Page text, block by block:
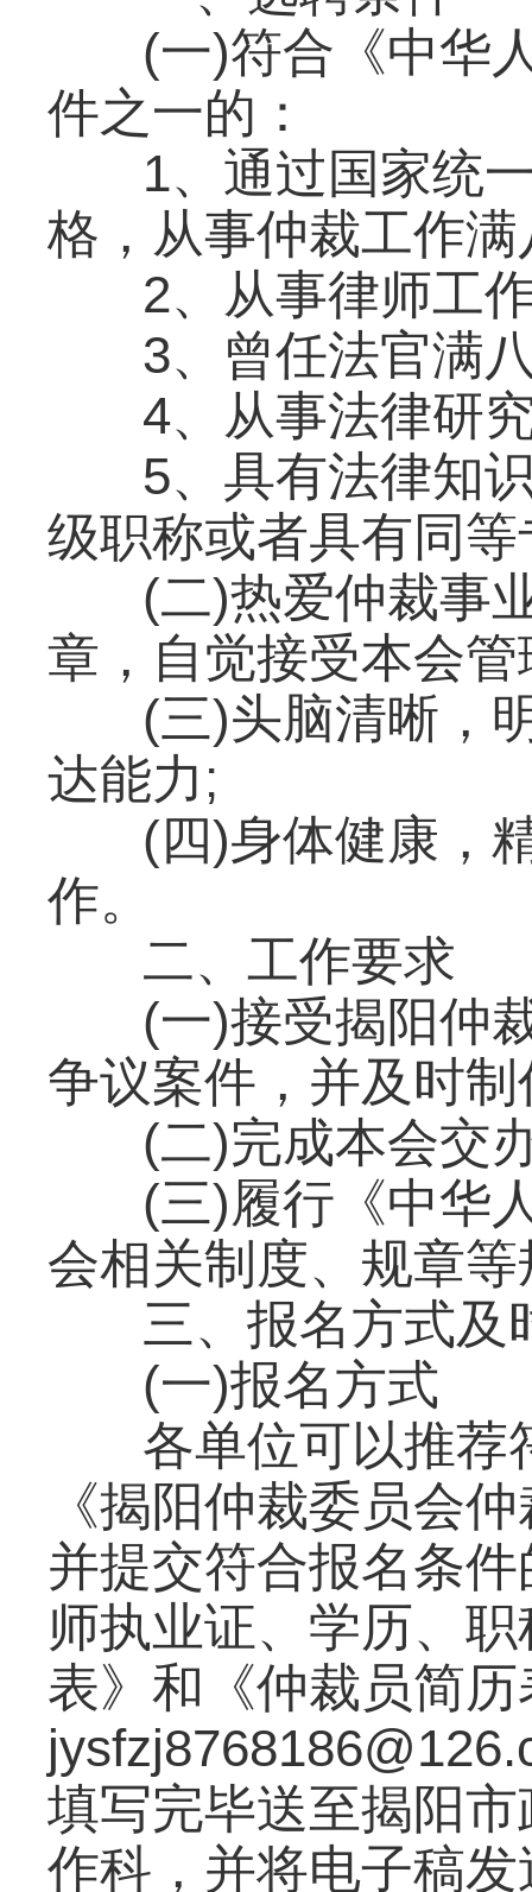
(一)符合《中华
件之一的：
1、通过国家统
格，从事仲裁工作
2、从事律师工
3、曾任法官满
4、从事法律研
5、具有法律知
级职称或者具有同
(二)热爱仲裁事
章，自觉接受本会
(三)头脑清晰，
达能力;
(四)身体健康，
作。
二、工作要求
(一)接受揭阳仲
争议案件，并及时
(二)完成本会交
(三)履行《中华
会相关制度、规章
三、报名方式及
(一)报名方式
各单位可以推荐
《揭阳仲裁委员会
并提交符合报名条
师执业证、学历、
表》和《仲裁员简
填写完毕送至揭阳
作科，并将电子稿